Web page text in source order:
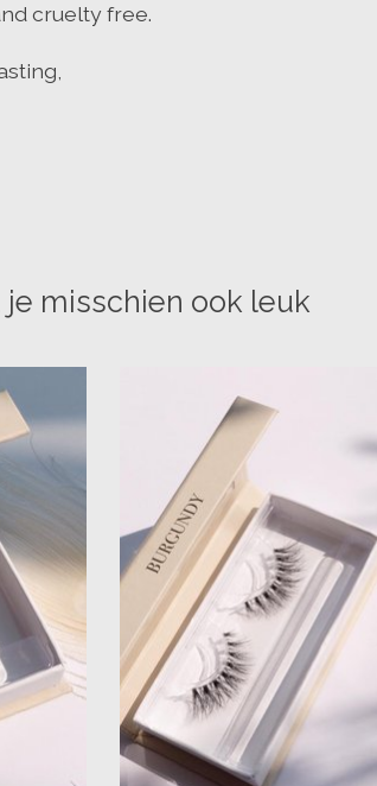
cruelty free.
je misschien ook leuk